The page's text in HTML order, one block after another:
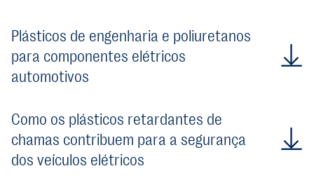
Plásticos de engenharia e poliuretanos
para componentes elétricos
automotivos
Como os plásticos retardantes de
chamas contribuem para a segurança
dos veículos elétricos